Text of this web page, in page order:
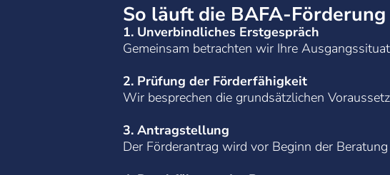
So läuft die BAFA-Förderung
1. Unverbindliches Erstgespräch
Gemeinsam betrachten wir Ihre
2. Prüfung der Förderfähigkeit
Wir besprechen die grundsätzlichen
3. Antragstellung
Der Förderantrag wird vor Beginn der